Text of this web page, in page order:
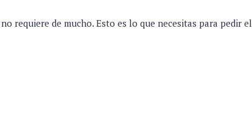
requiere de mucho. Esto es lo que necesitas para pedir el